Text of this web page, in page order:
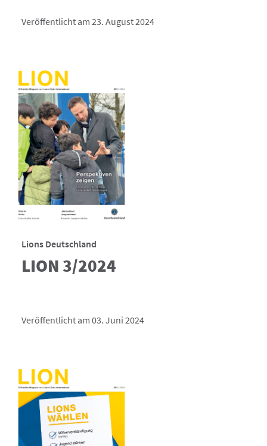
Veröffentlicht am 23. August 2024
Lions Deutschland
LION 3/2024
Veröffentlicht am 03. Juni 2024